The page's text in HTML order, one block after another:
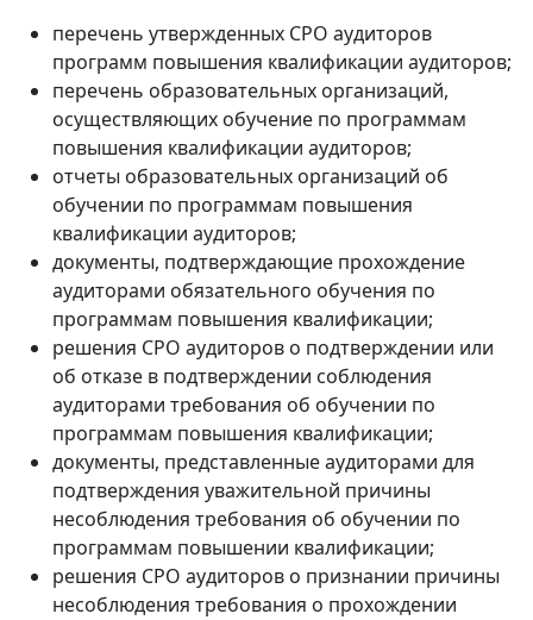
перечень утвержденных СРО аудиторов
программ повышения квалификации аудиторов;
перечень образовательных организаций,
осуществляющих обучение по программам
повышения квалификации аудиторов;
отчеты образовательных организаций об
обучении по программам повышения
квалификации аудиторов;
документы, подтверждающие прохождение
аудиторами обязательного обучения по
программам повышения квалификации;
решения СРО аудиторов о подтверждении или
об отказе в подтверждении соблюдения
аудиторами требования об обучении по
программам повышения квалификации;
документы, представленные аудиторами для
подтверждения уважительной причины
несоблюдения требования об обучении по
программам повышении квалификации;
решения СРО аудиторов о признании причины
несоблюдения требования о прохождении